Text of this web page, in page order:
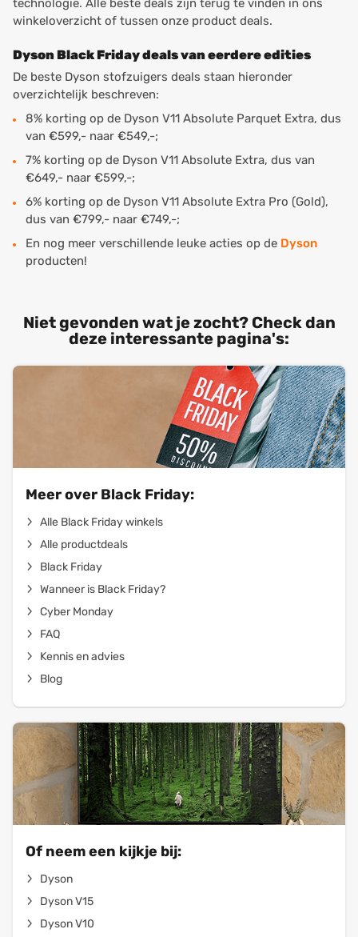
technologie. Alle beste deals zijn terug te vinden in ons
winkeloverzicht of tussen onze product deals.
Dyson Black Friday deals van eerdere edities
De beste Dyson stofzuigers deals staan hieronder
overzichtelijk beschreven:
8% korting op de Dyson V11 Absolute Parquet Extra, dus
van €599,- naar €549,-;
7% korting op de Dyson V11 Absolute Extra, dus van
€649,- naar €599,-;
6% korting op de Dyson V11 Absolute Extra Pro (Gold),
dus van €799,- naar €749,-;
En nog meer verschillende leuke acties op de Dyson
producten!
Niet gevonden wat je zocht? Check dan
deze interessante pagina's:
Meer over Black Friday:
Alle Black Friday winkels
Alle productdeals
Black Friday
Wanneer is Black Friday?
Cyber Monday
FAQ
Kennis en advies
Blog
Of neem een kijkje bij:
Dyson
Dyson V15
Dyson V10